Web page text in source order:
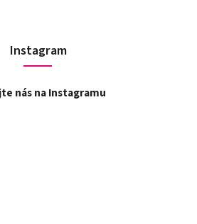
Instagram
nás na Instagramu